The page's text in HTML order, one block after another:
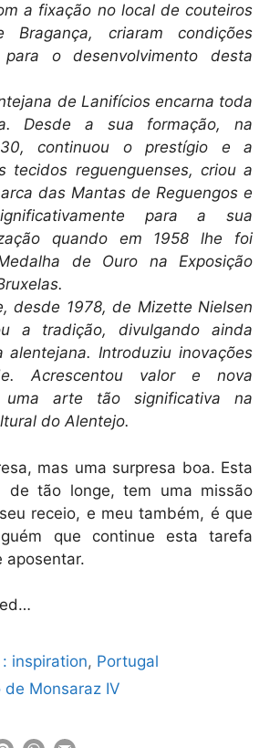
a fixação no local de couteiros
criaram condições
para o desenvolvimento desta
de Lanifícios encarna toda
Desde a sua formação, na
continuou o prestígio e a
tecidos reguenguenses, criou a
das Mantas de Reguengos e
para a sua
quando em 1958 lhe foi
de Ouro na Exposição
desde 1978, de Mizette Nielsen
a tradição, divulgando ainda
alentejana. Introduziu inovações
Acrescentou valor e nova
uma arte tão significativa na
do Alentejo.
mas uma surpresa boa. Esta
de tão longe, tem uma missão
receio, e meu também, é que
que continue esta tarefa
aposentar.
inspiration, Portugal
de Monsaraz IV